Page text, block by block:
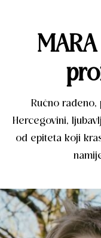
Ručno
Hercegovini,
od epiteta koji